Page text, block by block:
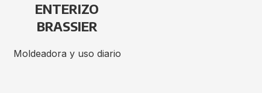
ENTERIZO
BRASSIER
Moldeadora y uso diario